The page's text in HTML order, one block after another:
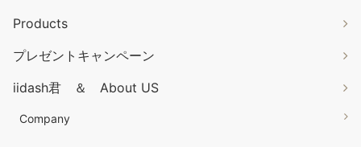
Products
プレゼントキャンペーン
iidash君 ＆ About US
Company